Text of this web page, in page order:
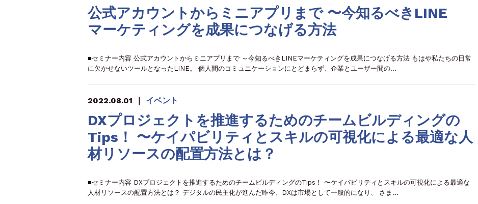
公式アカウントからミニアプリまで 〜今知るべきLINE
マーケティングを成果につなげる方法
■セミナー内容 公式アカウントからミニアプリまで ～今知るべきLINEマーケティングを成果につなげる方法 もはや私たちの日常
に欠かせないツールとなったLINE。 個人間のコミュニケーションにとどまらず、企業とユーザー間の…
2022.08.01 ｜ イベント
DXプロジェクトを推進するためのチームビルディングの
Tips！ 〜ケイパビリティとスキルの可視化による最適な人
材リソースの配置方法とは？
■セミナー内容 DXプロジェクトを推進するためのチームビルディングのTips！ 〜ケイパビリティとスキルの可視化による最適な
人材リソースの配置方法とは？ デジタルの民主化が進んだ昨今、DXは市場として一般的になり、 さま…